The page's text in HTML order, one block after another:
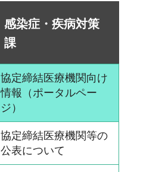
感染症・疾病対策
課
協定締結医療機関向け
情報（ポータルペー
ジ）
協定締結医療機関等の
公表について